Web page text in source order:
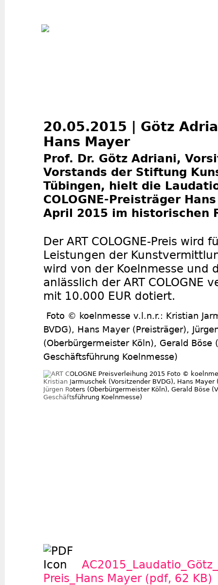
20.05.2015 | Götz
Hans Mayer
Prof. Dr. Götz Adriani,
Vorstands der Stiftung
Tübingen, hielt die
COLOGNE-Preisträger
April 2015 im historischen
Der ART COLOGNE-Preis wird
Leistungen der
wird von der Koelnmesse und
anlässlich der ART COLOGNE
mit 10.000 EUR dotiert.
Foto © koelnmesse v.l.n.r.: Kristian
BVDG), Hans Mayer (Preisträger),
(Oberbürgermeister Köln), Gerald Böse
Geschäftsführung Koelnmesse)
Preis_Hans Mayer (pdf, 62 KB)